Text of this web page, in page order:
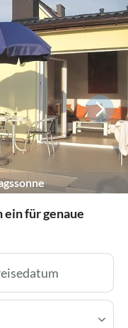
für genaue